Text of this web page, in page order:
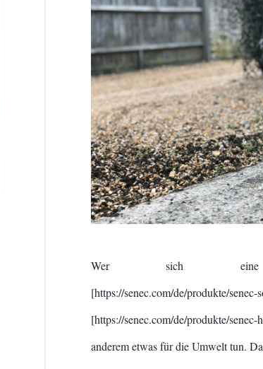
Wer sich eine
[https://senec.com/de/produkte/
[https://senec.com/de/produkte/
anderem etwas für die Umwelt tun.